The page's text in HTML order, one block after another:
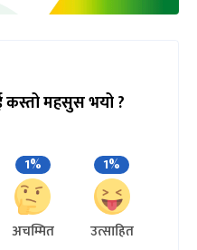
कस्तो महसुस भयो ?
1%
अचम्मित
1%
उत्साहित